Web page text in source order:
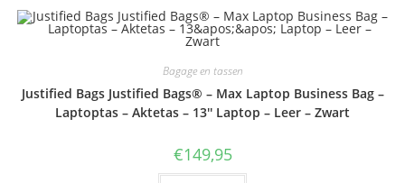
Bagage en tassen
Justified Bags Justified Bags® – Max Laptop Business Bag –
Laptoptas – Aktetas – 13'' Laptop – Leer – Zwart
€149,95